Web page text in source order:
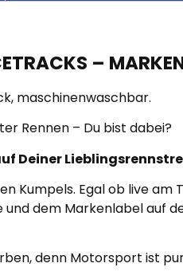
–
maschinenwaschbar.
Rennen – Du bist dabei?
Deiner
Kumpels. Egal ob live
dem Markenlabel auf
denn Motorsport ist